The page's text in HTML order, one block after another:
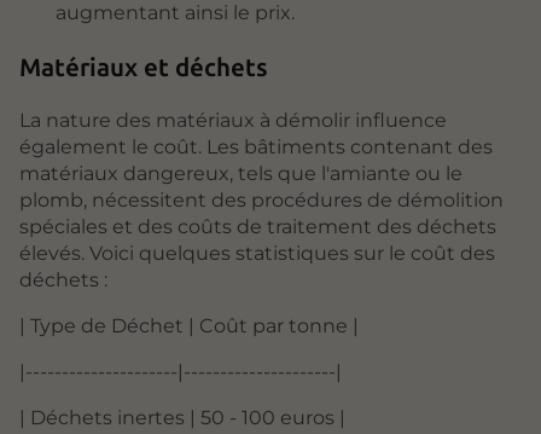
augmentant ainsi le prix.
Matériaux et déchets
La nature des matériaux à démolir influence
également le coût. Les bâtiments contenant des
matériaux dangereux, tels que l'amiante ou le
plomb, nécessitent des procédures de démolition
spéciales et des coûts de traitement des déchets
élevés. Voici quelques statistiques sur le coût des
déchets :
| Type de Déchet | Coût par tonne |
|---------------------|---------------------|
| Déchets inertes | 50 - 100 euros |